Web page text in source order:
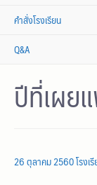
คำสั่งโรงเรียน
Q&A
ปีที่เผย
26 ตุลาคม 2560 โรง